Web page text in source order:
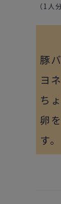
（1人
豚
ヨ
ち
卵
す。